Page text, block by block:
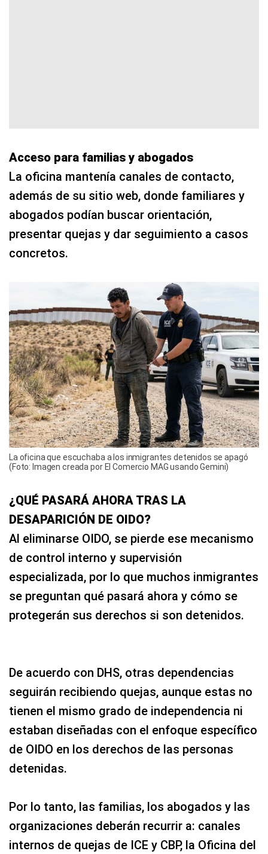
Acceso para familias y abogados
La oficina mantenía canales de contacto,
además de su sitio web, donde familiares y
abogados podían buscar orientación,
presentar quejas y dar seguimiento a casos
concretos.
La oficina que escuchaba a los inmigrantes detenidos se apagó
(Foto: Imagen creada por El Comercio MAG usando Gemini)
¿QUÉ PASARÁ AHORA TRAS LA
DESAPARICIÓN DE OIDO?
Al eliminarse OIDO, se pierde ese mecanismo
de control interno y supervisión
especializada, por lo que muchos inmigrantes
se preguntan qué pasará ahora y cómo se
protegerán sus derechos si son detenidos.
De acuerdo con DHS, otras dependencias
seguirán recibiendo quejas, aunque estas no
tienen el mismo grado de independencia ni
estaban diseñadas con el enfoque específico
de OIDO en los derechos de las personas
detenidas.
Por lo tanto, las familias, los abogados y las
organizaciones deberán recurrir a: canales
internos de quejas de ICE y CBP, la Oficina del